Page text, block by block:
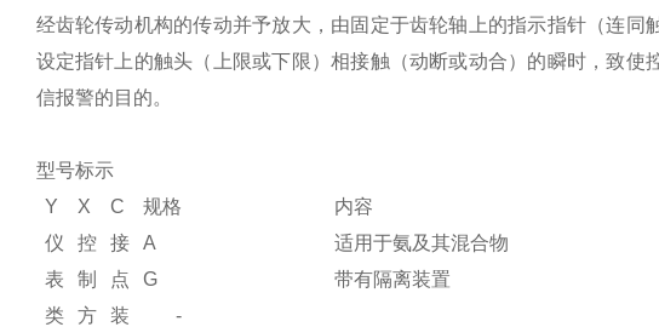
经齿轮传动机构的传动并予放大，由固定于齿轮轴上的指示指针（连
设定指针上的触头（上限或下限）相接触（动断或动合）的瞬时，致
信报警的目的。
型号标示
Y
X C 规格
内容
仪
表
类
控
制
方
接
点
装
A
适用于氨及其混合物
G
带有隔离装置
-